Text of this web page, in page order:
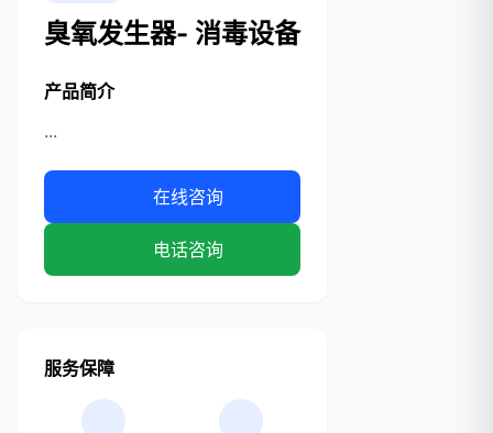
臭氧发生器- 消毒设备
产品简介
...
在线咨询
电话咨询
服务保障